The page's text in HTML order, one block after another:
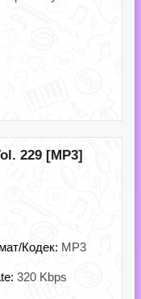
229 [MP3]
Кодек: MP3
320 Kbps